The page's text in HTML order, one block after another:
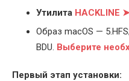
Утилита HACKLINE
Образ macOS —
BDU. Выберите
Первый этап установки: